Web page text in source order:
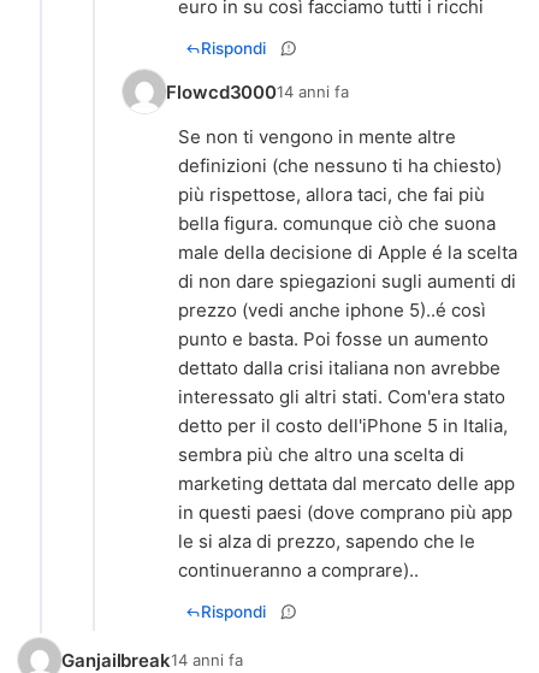
euro in su così facciamo tutti i ricchi
Rispondi
Flowcd300014 anni fa
Se non ti vengono in mente altre
definizioni (che nessuno ti ha chiesto)
più rispettose, allora taci, che fai più
bella figura. comunque ciò che suona
male della decisione di Apple é la scelta
di non dare spiegazioni sugli aumenti di
prezzo (vedi anche iphone 5)..é così
punto e basta. Poi fosse un aumento
dettato dalla crisi italiana non avrebbe
interessato gli altri stati. Com'era stato
detto per il costo dell'iPhone 5 in Italia,
sembra più che altro una scelta di
marketing dettata dal mercato delle app
in questi paesi (dove comprano più app
le si alza di prezzo, sapendo che le
continueranno a comprare)..
Rispondi
Ganjailbreak14 anni fa